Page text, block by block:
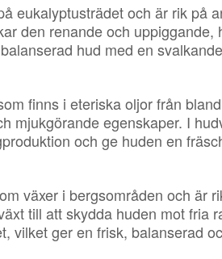
eukalyptusträdet och är rik på
den renande och uppiggande,
hud med en
finns i eteriska oljor från
mjukgörande egenskaper. I
och ge huden en
växer i bergsområden och är
till att skydda huden mot fria
vilket ger en frisk, balanserad